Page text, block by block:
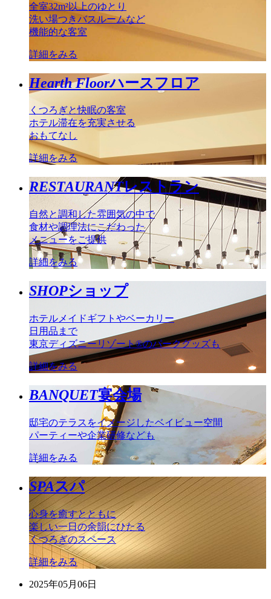
全室32m²以上のゆとり
洗い場つきバスルームなど
機能的な客室
詳細をみる
Hearth Floorハースフロア
くつろぎと快眠の客室
ホテル滞在を充実させる
おもてなし
詳細をみる
RESTAURANTレストラン
自然と調和した雰囲気の中で
食材や調理法にこだわった
メニューをご提供
詳細をみる
SHOPショップ
ホテルメイドギフトやベーカリー
日用品まで
東京ディズニーリゾート®のパークグッズも
詳細をみる
BANQUET宴会場
邸宅のテラスをイメージしたベイビュー空間
パーティーや企業研修なども
詳細をみる
SPAスパ
心身を癒すとともに
楽しい一日の余韻にひたる
くつろぎのスペース
詳細をみる
2025年05月06日